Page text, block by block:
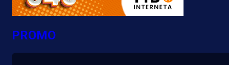
PROMO